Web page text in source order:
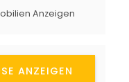
Anzeigen
ANZEIGEN